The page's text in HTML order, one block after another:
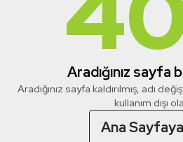
Aradığınız sayfa
Aradığınız sayfa kaldırılmış, adı
kullanım dışı
Ana